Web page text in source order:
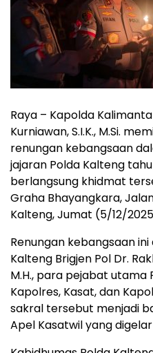
Raya – Kapolda
Kurniawan, S.I.K., M.Si.
renungan kebangsaan
jajaran Polda Kalteng
berlangsung khidmat
Graha Bhayangkara,
Kalteng, Jumat (5/12/
Renungan kebangsaan
Kalteng Brigjen Pol Dr.
M.H., para pejabat utama
Kapolres, Kasat, dan
sakral tersebut menjadi
Apel Kasatwil yang